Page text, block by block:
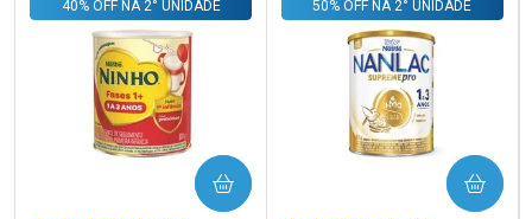
40% OFF NA 2° UNIDADE
COMPRAR
50% OFF NA 2° UNIDADE
COMPRAR